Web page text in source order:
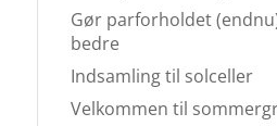
Gør parforholdet
bedre
Indsamling til solceller
Velkommen til